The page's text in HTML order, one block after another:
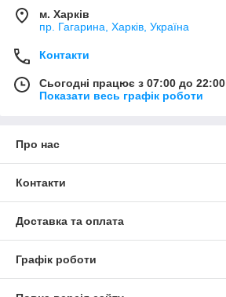
м. Харків
пр. Гагарина, Харків, Україна
Контакти
Сьогодні працює з 07:00 до 22:00
Показати весь графік роботи
Про нас
Контакти
Доставка та оплата
Графік роботи